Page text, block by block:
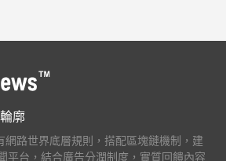
廓
路世界底層規則，搭配區塊鏈機制，建
平台，結合廣告分潤制度，實質回饋內容